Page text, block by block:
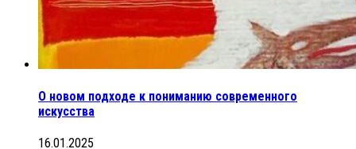
О новом подходе к пониманию современного
искусства
16.01.2025